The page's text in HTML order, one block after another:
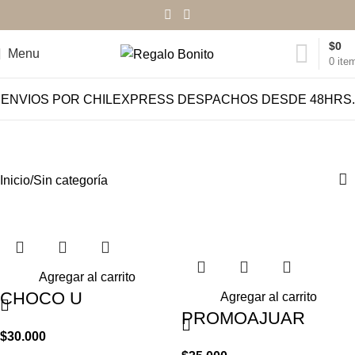
Menu
0
$0
ENVIOS POR CHILEXPRESS DESPACHOS DESDE 48HRS.
Inicio Sin categoría
Agregar al carrito
CHOCO U
$30.000
Agregar al carrito
PROMOAJUAR